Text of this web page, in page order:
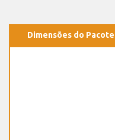
Dimensões do Pacote